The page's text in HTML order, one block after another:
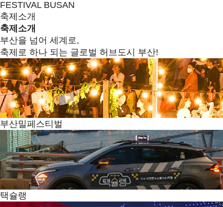
FESTIVAL BUSAN
축제소개
축제소개
부산을 넘어 세계로,
축제로 하나 되는 글로벌 허브도시 부산!
부산밀페스티벌
택슐랭